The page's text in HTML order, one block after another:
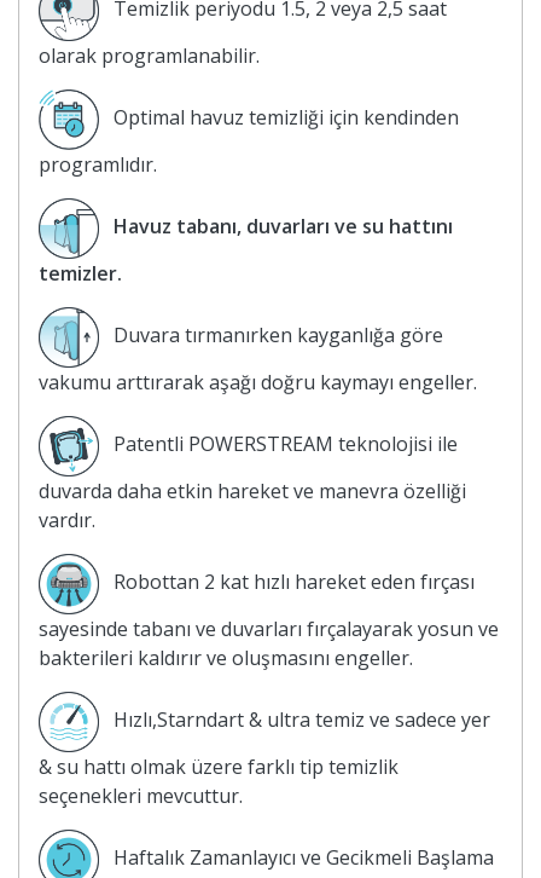
Temizlik periyodu 1.5, 2 veya 2,5 saat
olarak programlanabilir.
Optimal havuz temizliği için kendinden
programlıdır.
Havuz tabanı, duvarları ve su hattını
temizler.
Duvara tırmanırken kayganlığa göre
vakumu arttırarak aşağı doğru kaymayı engeller.
Patentli POWERSTREAM teknolojisi ile
duvarda daha etkin hareket ve manevra özelliği
vardır.
Robottan 2 kat hızlı hareket eden fırçası
sayesinde tabanı ve duvarları fırçalayarak yosun ve
bakterileri kaldırır ve oluşmasını engeller.
Hızlı,Starndart & ultra temiz ve sadece yer
& su hattı olmak üzere farklı tip temizlik
seçenekleri mevcuttur.
Haftalık Zamanlayıcı ve Gecikmeli Başlama